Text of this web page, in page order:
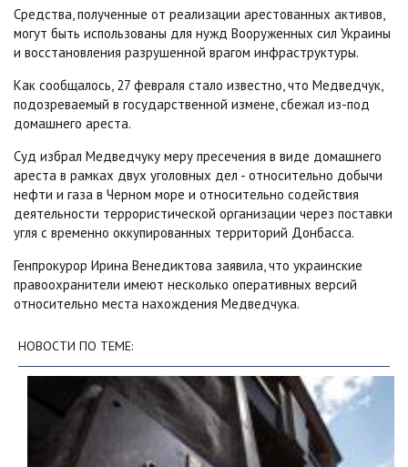
Средства, полученные от реализации арестованных активов,
могут быть использованы для нужд Вооруженных сил Украины
и восстановления разрушенной врагом инфраструктуры.
Как сообщалось, 27 февраля стало известно, что Медведчук,
подозреваемый в государственной измене, сбежал из-под
домашнего ареста.
Суд избрал Медведчуку меру пресечения в виде домашнего
ареста в рамках двух уголовных дел - относительно добычи
нефти и газа в Черном море и относительно содействия
деятельности террористической организации через поставки
угля с временно оккупированных территорий Донбасса.
Генпрокурор Ирина Венедиктова заявила, что украинские
правоохранители имеют несколько оперативных версий
относительно места нахождения Медведчука.
НОВОСТИ ПО ТЕМЕ: